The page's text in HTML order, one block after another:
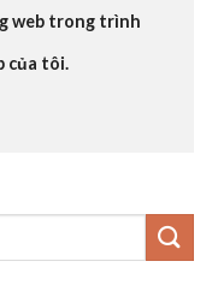
web trong trình
của tôi.